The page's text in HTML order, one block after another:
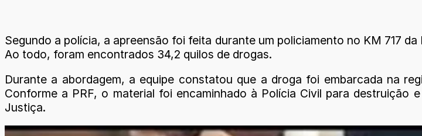
Segundo a polícia, a apreensão foi feita durante um policiamento no KM 717
Ao todo, foram encontrados 34,2 quilos de drogas.
Durante a abordagem, a equipe constatou que a droga foi embarcada na
Conforme a PRF, o material foi encaminhado à Polícia Civil para
Justiça.